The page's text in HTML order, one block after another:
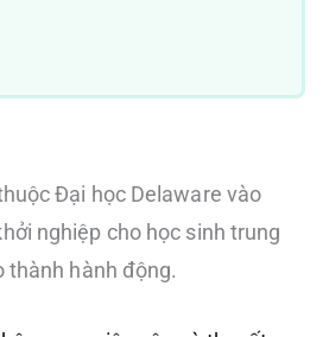
Đại học Delaware vào
nghiệp cho học sinh trung
thành hành động.